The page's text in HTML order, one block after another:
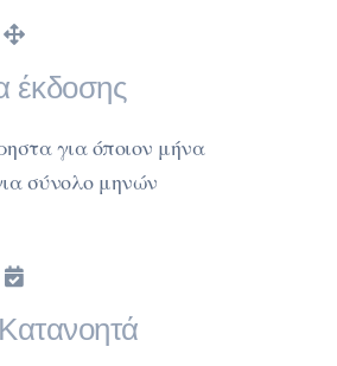
έκδοσης
για όποιον μήνα
σύνολο μηνών